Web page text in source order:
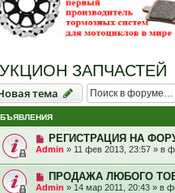
ЗАПЧАСТЕЙ
тема
оваятема
РЕГИСТРАЦИЯ НА
Admin » 11 фев 2013, 23:57 » в
ПРОДАЖА ЛЮБОГО
Admin » 14 мар 2011, 20:43 » в